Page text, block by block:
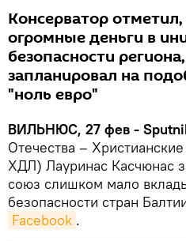
Консерватор
огромные деньги в
безопасности
запланировал на
"ноль евро"
ВИЛЬНЮС, 27 фев -
Отечества –
ХДЛ) Лауринас Касчюнас
союз слишком мало
безопасности стран
Facebook .